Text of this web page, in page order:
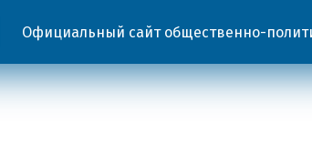
Официальный сайт общественно-